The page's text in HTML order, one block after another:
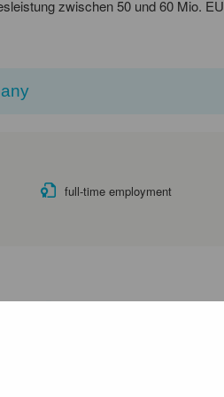
zwischen 50 und 60 Mio.
full-time employment